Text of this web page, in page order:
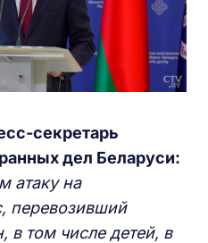
секретарь
дел Беларуси:
атаку на
перевозивший
в том числе детей, в